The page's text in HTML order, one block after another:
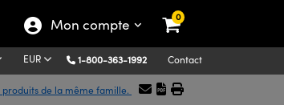
Mon compte 0
EUR 1-800-363-1992 Contact
produits de la même famille.